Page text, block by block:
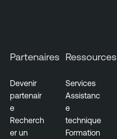
Partenaires
Devenir
partenair
e
Recherch
er un
Ressources
Services
Assistanc
e
technique
Formation